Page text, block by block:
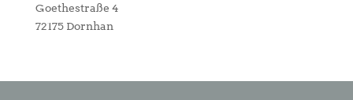
Goethestraße 4
72175 Dornhan